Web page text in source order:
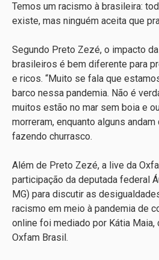
Temos um racismo à brasileira:
existe, mas ninguém aceita que
Segundo Preto Zezé, o impacto
brasileiros é bem diferente para
e ricos. “Muito se fala que
barco nessa pandemia. Não é
muitos estão no mar sem boia e
morreram, enquanto alguns
fazendo churrasco.
Além de Preto Zezé, a live da
participação da deputada federal
MG) para discutir as
racismo em meio à pandemia de
online foi mediado por Kátia
Oxfam Brasil.